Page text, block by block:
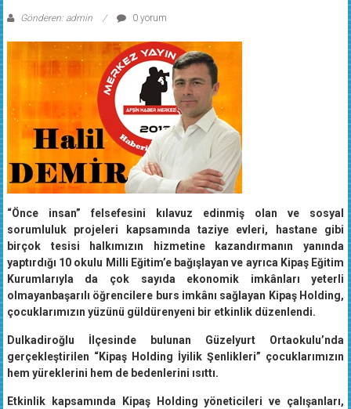
Gönderen: admin 0 yorum
“Önce insan” felsefesini kılavuz edinmiş olan ve sosyal
sorumluluk projeleri kapsamında taziye evleri, hastane gibi
birçok tesisi halkımızın hizmetine kazandırmanın yanında
yaptırdığı 10 okulu Milli Eğitim’e bağışlayan ve ayrıca Kipaş Eğitim
Kurumlarıyla da çok sayıda ekonomik imkânları yeterli
olmayanbaşarılı öğrencilere burs imkânı sağlayan Kipaş Holding,
çocuklarımızın yüzünü güldürenyeni bir etkinlik düzenlendi.
Dulkadiroğlu İlçesinde bulunan Güzelyurt Ortaokulu’nda
gerçekleştirilen “Kipaş Holding İyilik Şenlikleri” çocuklarımızın
hem yüreklerini hem de bedenlerini ısıttı.
Etkinlik kapsamında Kipaş Holding yöneticileri ve çalışanları,